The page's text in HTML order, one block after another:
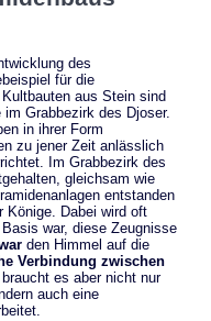
des
für die
aus Stein sind
im Grabbezirk des Djoser.
in ihrer Form
zu jener Zeit anlässlich
Im Grabbezirk des
gleichsam wie
entstanden
Könige. Dabei wird oft
war, diese Zeugnisse
den Himmel auf die
Verbindung zwischen
es aber nicht nur
auch eine